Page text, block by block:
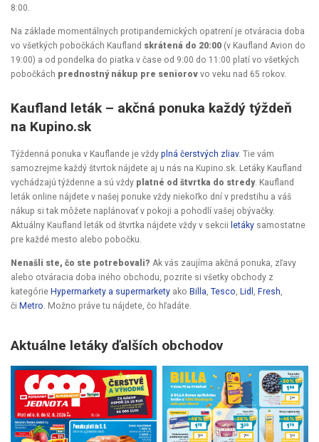
8:00.
Na základe momentálnych protipandemických opatrení je otváracia doba
vo všetkých pobočkách Kaufland skrátená do 20:00 (v Kaufland Avion do
19:00) a od pondelka do piatka v čase od 9:00 do 11:00 platí vo všetkých
pobočkách prednostný nákup pre seniorov vo veku nad 65 rokov.
Kaufland leták – akčná ponuka každý týždeň
na Kupino.sk
Týždenná ponuka v Kauflande je vždy plná čerstvých zliav. Tie vám
samozrejme každý štvrtok nájdete aj u nás na Kupino.sk. Letáky Kaufland
vychádzajú týždenne a sú vždy platné od štvrtka do stredy. Kaufland
leták online nájdete v našej ponuke vždy niekoľko dní v predstihu a váš
nákup si tak môžete naplánovať v pokoji a pohodlí vašej obývačky.
Aktuálny Kaufland leták od štvrtka nájdete vždy v sekcii letáky samostatne
pre každé mesto alebo pobočku.
Nenašli ste, čo ste potrebovali? Ak vás zaujíma akčná ponuka, zľavy
alebo otváracia doba iného obchodu, pozrite si všetky obchody z
kategórie Hypermarkety a supermarkety ako Billa, Tesco, Lidl , Fresh,
či Metro. Možno práve tu nájdete, čo hľadáte.
Aktuálne letáky ďalších obchodov